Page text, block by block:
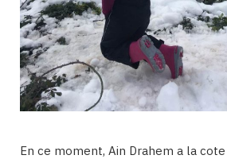
En ce moment, Ain Drahem a la